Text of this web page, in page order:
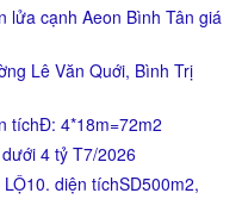
lửa cạnh Aeon Bình Tân giá
Lê Văn Quới, Bình Trị
tíchĐ: 4*18m=72m2
4 tỷ T7/2026
diện tíchSD500m2,